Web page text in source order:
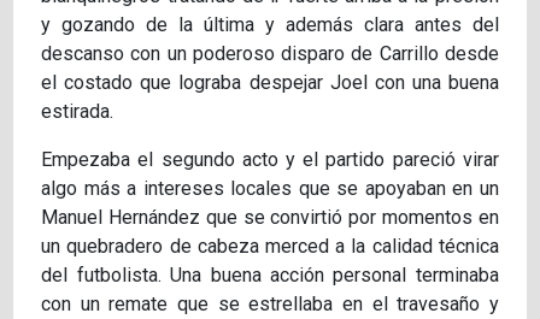
y gozando de la última y además clara antes del
descanso con un poderoso disparo de Carrillo desde
el costado que lograba despejar Joel con una buena
estirada.
Empezaba el segundo acto y el partido pareció virar
algo más a intereses locales que se apoyaban en un
Manuel Hernández que se convirtió por momentos en
un quebradero de cabeza merced a la calidad técnica
del futbolista. Una buena acción personal terminaba
con un remate que se estrellaba en el travesaño y